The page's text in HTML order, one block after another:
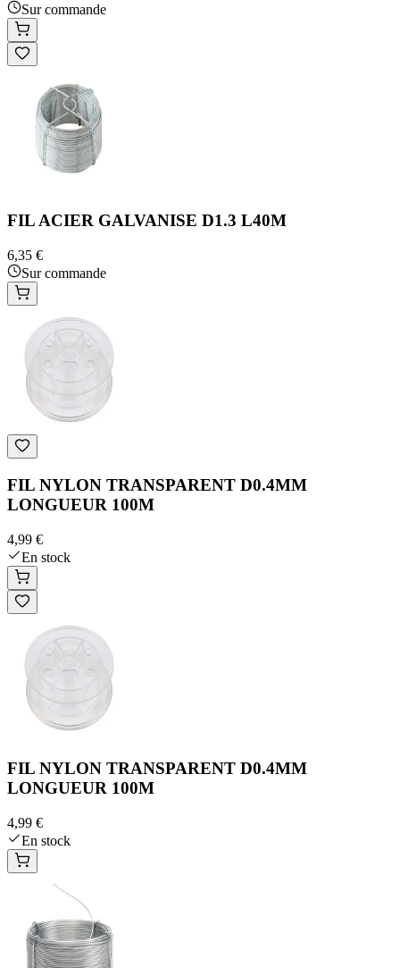
Sur commande
FIL ACIER GALVANISE D1.3 L40M
6,35 €
Sur commande
FIL NYLON TRANSPARENT D0.4MM
LONGUEUR 100M
4,99 €
En stock
FIL NYLON TRANSPARENT D0.4MM
LONGUEUR 100M
4,99 €
En stock